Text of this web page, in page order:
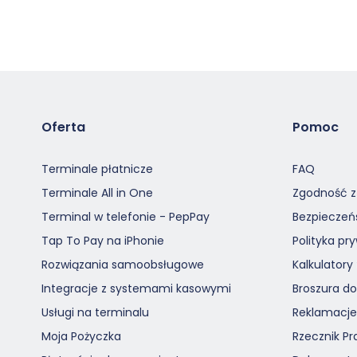
Oferta
Terminale płatnicze
Terminale All in One
Terminal w telefonie - PepPay
Tap To Pay na iPhonie
Rozwiązania samoobsługowe
Integracje z systemami kasowymi
Usługi na terminalu
Moja Pożyczka
Pomoc
FAQ
Zgodność z
Polityka
Broszura
Reklamacje
Rzecznik